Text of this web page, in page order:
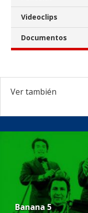
Videoclips
Documentos
Ver también
Banana 5